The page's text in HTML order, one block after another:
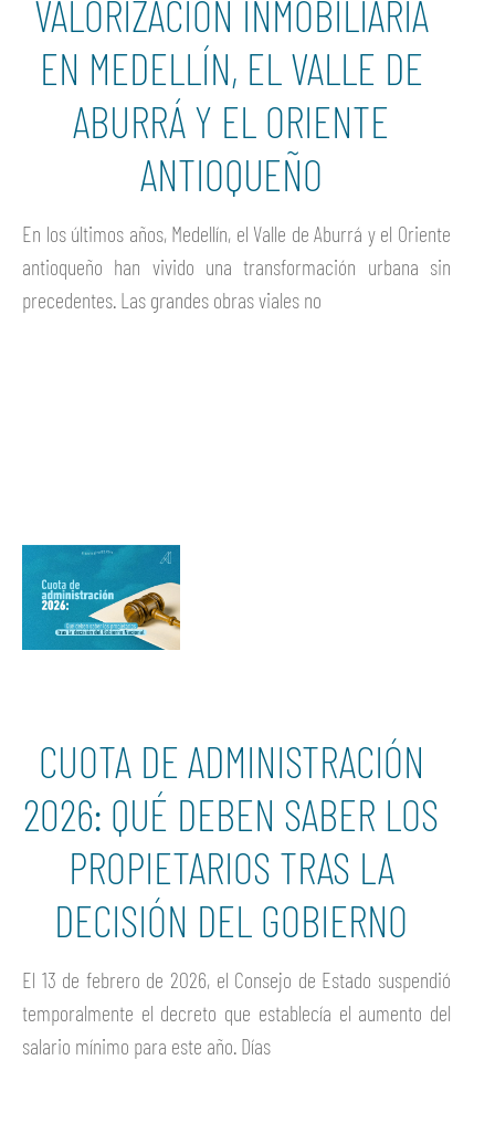
VALORIZACIÓN INMOBILIARIA
EN MEDELLÍN, EL VALLE DE
ABURRÁ Y EL ORIENTE
ANTIOQUEÑO
En los últimos años, Medellín, el Valle de Aburrá y el Oriente
antioqueño han vivido una transformación urbana sin
precedentes. Las grandes obras viales no
CUOTA DE ADMINISTRACIÓN
2026: QUÉ DEBEN SABER LOS
PROPIETARIOS TRAS LA
DECISIÓN DEL GOBIERNO
El 13 de febrero de 2026, el Consejo de Estado suspendió
temporalmente el decreto que establecía el aumento del
salario mínimo para este año. Días